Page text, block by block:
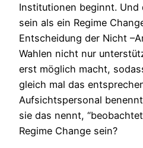
Institutionen beginnt. Und
sein als ein Regime
Entscheidung der Nicht
Wahlen nicht nur
erst möglich macht,
gleich mal das
Aufsichtspersonal
sie das nennt,
Regime Change sein?